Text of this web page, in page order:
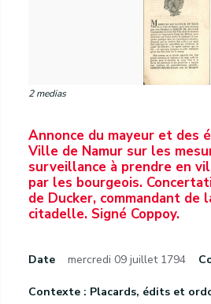
2 medias
Annonce du mayeur et des
Ville de Namur sur les
surveillance à prendre en
par les bourgeois.
de Ducker, commandant de
citadelle. Signé Coppoy.
Date mercredi 09 juillet 1794
Contexte : Placards, édits et